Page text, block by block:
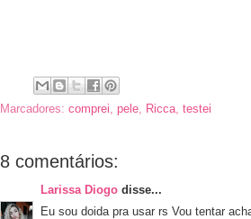
Marcadores: comprei pele Ricca testei
8 comentários:
Larissa Diogo disse...
Eu sou doida pra usar rs Vou tentar